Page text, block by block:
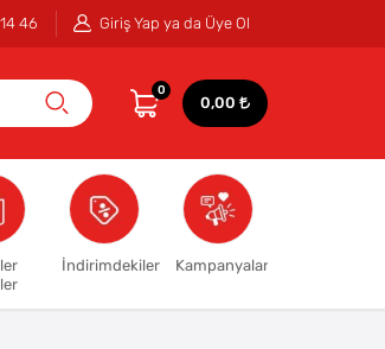
46 Giriş Yap ya da Üye Ol
0
0,00
İndirimdekiler Kampanyalar